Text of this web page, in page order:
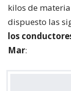
kilos de
dispuesto las
los
Mar: